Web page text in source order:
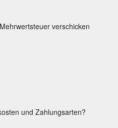
verschicken
und Zahlungsarten?